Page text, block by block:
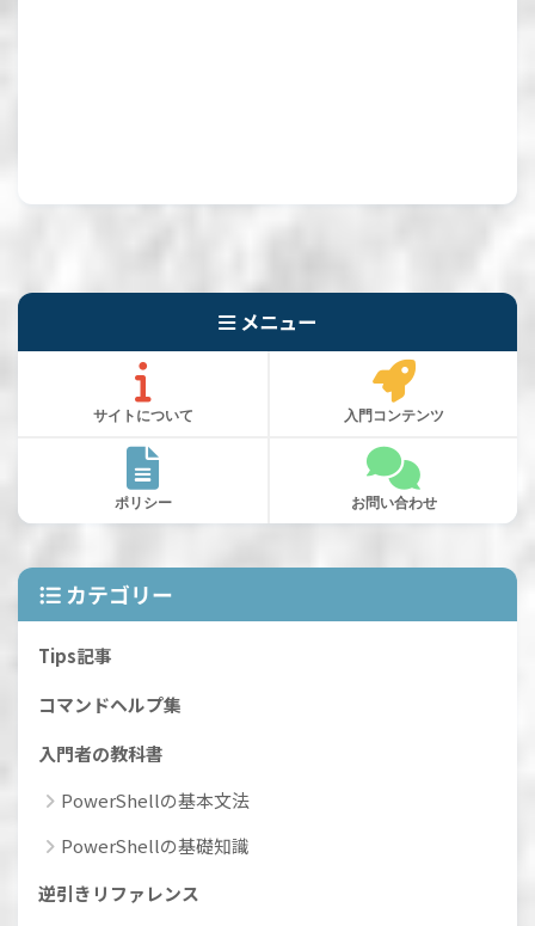
メニュー
サイトについて 入門コンテンツ
ポリシー お問い合わせ
カテゴリー
Tips記事
コマンドヘルプ集
入門者の教科書
PowerShellの基本文法
PowerShellの基礎知識
逆引きリファレンス